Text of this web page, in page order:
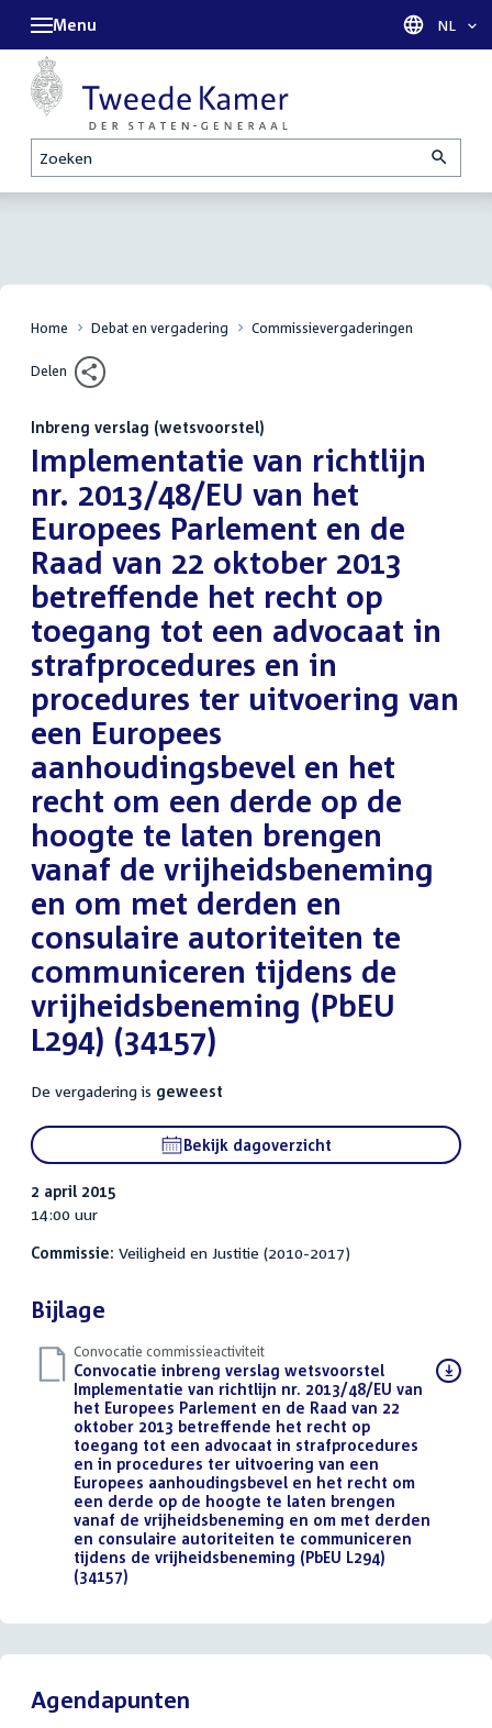
Zoeken
Menu Taal
NL
Home Debat en vergadering Commissievergaderingen
Delen
Inbreng verslag (wetsvoorstel)
:Implementatie van richtlijn
nr. 2013/48/EU van het
Europees Parlement en de
Raad van 22 oktober 2013
betreffende het recht op
toegang tot een advocaat in
strafprocedures en in
procedures ter uitvoering van
een Europees
aanhoudingsbevel en het
recht om een derde op de
hoogte te laten brengen
vanaf de vrijheidsbeneming
en om met derden en
consulaire autoriteiten te
communiceren tijdens de
vrijheidsbeneming (PbEU
L294) (34157)
De vergadering is geweest
Bekijk dagoverzicht
2 april 2015
14:00 uur
Commissie: Veiligheid en Justitie (2010-2017)
Bijlage
Convocatie commissieactiviteit
Download
bestand:
Convocatie inbreng verslag wetsvoorstel
Implementatie van richtlijn nr. 2013/48/EU van
het Europees Parlement en de Raad van 22
oktober 2013 betreffende het recht op
toegang tot een advocaat in strafprocedures
en in procedures ter uitvoering van een
Europees aanhoudingsbevel en het recht om
een derde op de hoogte te laten brengen
vanaf de vrijheidsbeneming en om met derden
en consulaire autoriteiten te communiceren
tijdens de vrijheidsbeneming (PbEU L294)
(34157)
Agendapunten